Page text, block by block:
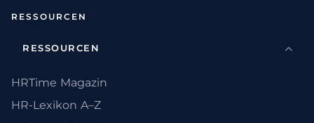
RESSOURCEN
RESSOURCEN
HRTime Magazin
HR-Lexikon A–Z